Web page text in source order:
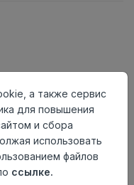
а также сервис
для повышения
и сбора
использовать
файлов
ссылке.